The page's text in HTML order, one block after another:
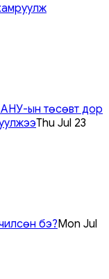
ын төсөвт дор
Thu Jul 23
бэ?Mon Jul